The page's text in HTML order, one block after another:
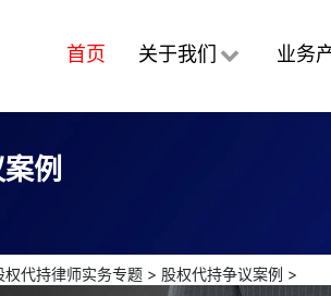
首页 关于我们 业务
例
权代持律师实务专题> 股权代持争议案例 >